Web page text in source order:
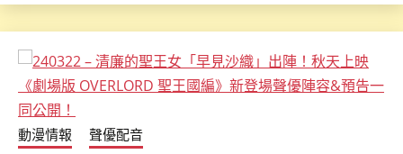
動漫情報 聲優配音